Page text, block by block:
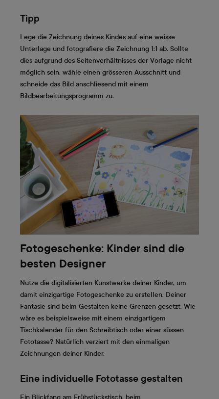
Tipp
Lege die Zeichnung deines Kindes auf eine weisse
Unterlage und fotografiere die Zeichnung 1:1 ab. Sollte
dies aufgrund des Seitenverhältnisses der Vorlage nicht
möglich sein, wähle einen grösseren Ausschnitt und
schneide das Bild anschliesend mit einem
Bildbearbeitungsprogramm zu.
Fotogeschenke: Kinder sind die
besten Designer
Nutze die digitalisierten Kunstwerke deiner Kinder, um
damit einzigartige Fotogeschenke zu erstellen. Deiner
Fantasie sind beim Gestalten keine Grenzen gesetzt. Wie
wäre es beispielsweise mit einem einzigartigem
Tischkalender für den Schreibtisch oder einer süssen
Fototasse? Natürlich verziert mit den einmaligen
Zeichnungen deiner Kinder.
Eine individuelle Fototasse gestalten
Ein Blickfang am Frühstückstisch, beim